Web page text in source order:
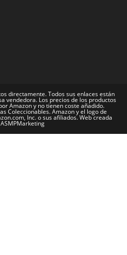
directamente. Todos sus enlaces están
vendedora. Los precios de los productos
Amazon y no tienen coste añadido.
Coleccionables. Amazon y el logo de
Inc. o sus afiliados. Web creada